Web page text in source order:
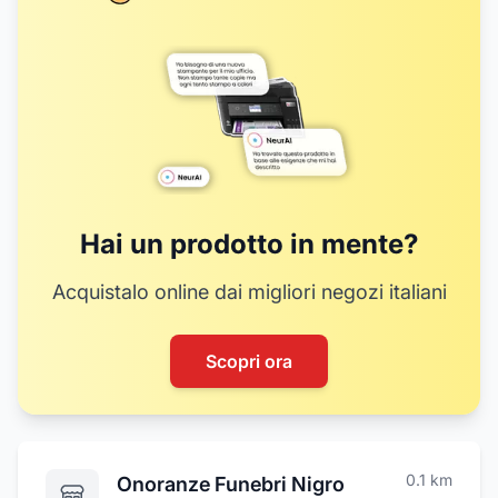
Hai un prodotto in mente?
Acquistalo online dai migliori negozi italiani
Scopri ora
Onoranze Funebri Nigro 0.1 km